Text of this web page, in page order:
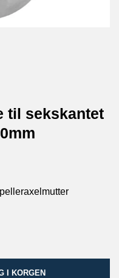
til sekskantet
I KORGEN